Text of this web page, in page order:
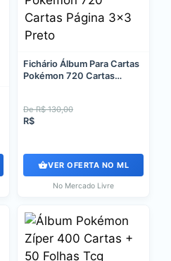
Fichário Álbum Para Cartas
Pokémon 720 Cartas
De R$ 130,00
R$
VER OFERTA NO ML
No Mercado Livre